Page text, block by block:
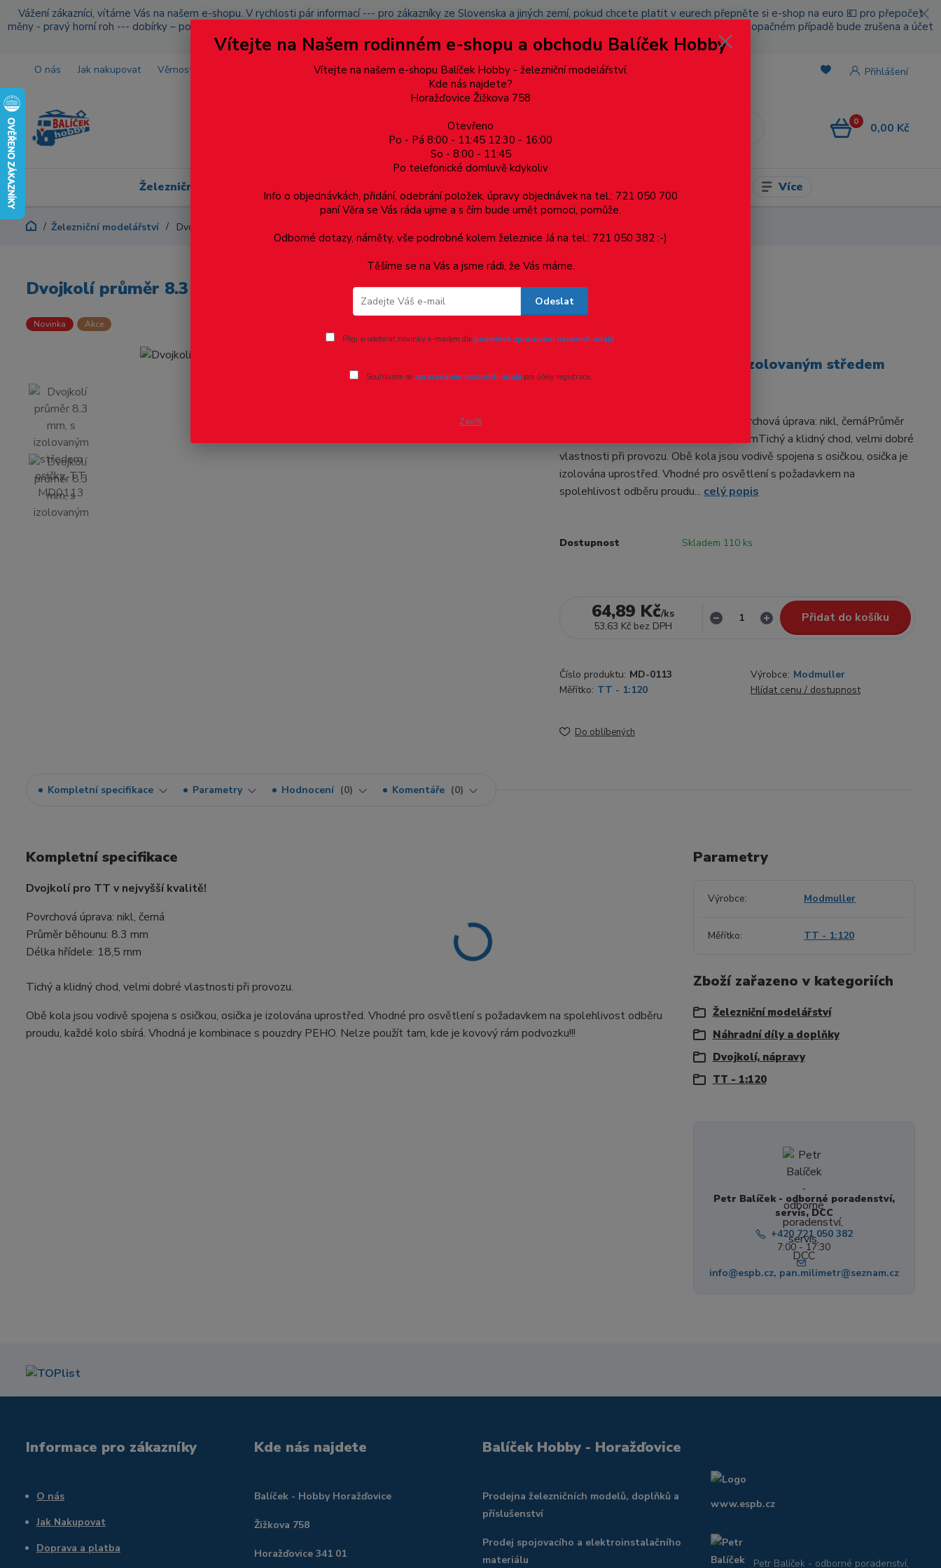
Vážení zákazníci, vítáme Vás na našem e-shopu. V rychlosti pár informací --- pro zákazníky ze Slovenska a jiných zemí, pokud chcete platit v eurech přepněte si e-shop na euro 💶 pro přepočet
měny - pravý horní roh --- dobírky – pokud si z nějakého důvodu zásilku nevyzvednete, bude po domluvě zaslána znovu s opětovnou platbou za poštovné, v opačném případě bude zrušena a účet
přidán na blacklist a rušeny následující objednávky.
O nás Jak nakupovat Věrnostní program Doprava a platba Více Přihlášení
0 0,00 Kč
Železniční modelářství Dárkové poukazy, upomínkové předměty Více
Železniční modelářství Dvojkolí průměr 8.3 mm, s izolovaným středem osičky, TT, MD0113
Dvojkolí průměr 8.3 mm, s izolovaným středem osičky, TT, MD0113
Novinka Akce
Dvojkolí průměr 8.3 mm, s izolovaným středem
osičky, TT, MD0113
Dvojkolí pro TT v nejvyšší kvalitě! Povrchová úprava: nikl, černáPrůměr
běhounu: 8.3 mmDélka hřídele: 18,5 mmTichý a klidný chod, velmi dobré
vlastnosti při provozu. Obě kola jsou vodivě spojena s osičkou, osička je
izolována uprostřed. Vhodné pro osvětlení s požadavkem na
spolehlivost odběru proudu... celý popis
Dostupnost Skladem 110 ks
64,89 Kč/ks
53,63 Kč bez DPH
Přidat do košíku
Číslo produktu: MD-0113 Výrobce: Modmuller
Měřítko: TT - 1:120 Hlídat cenu / dostupnost
Do oblíbených
Kompletní specifikace Parametry Hodnocení 0 Komentáře 0
Kompletní specifikace
Dvojkolí pro TT v nejvyšší kvalitě!
Povrchová úprava: nikl, černá
Průměr běhounu: 8.3 mm
Délka hřídele: 18,5 mm
Tichý a klidný chod, velmi dobré vlastnosti při provozu.
Obě kola jsou vodivě spojena s osičkou, osička je izolována uprostřed. Vhodné pro osvětlení s požadavkem na spolehlivost odběru
proudu, každé kolo sbírá. Vhodná je kombinace s pouzdry PEHO. Nelze použít tam, kde je kovový rám podvozku!!!
Parametry
Výrobce Modmuller
Měřítko TT - 1:120
Zboží zařazeno v kategoriích
Železniční modelářství
Náhradní díly a doplňky
Dvojkolí, nápravy
TT - 1:120
Petr Balíček - odborné poradenství,
servis, DCC
+420 721 050 382
7:00 - 17:30
info@espb.cz, pan.milimetr@seznam.cz
Informace pro zákazníky
O nás
Jak Nakupovat
Doprava a platba
Kde nás najdete
Balíček - Hobby Horažďovice
Žižkova 758
Horažďovice 341 01
Balíček Hobby - Horažďovice
Prodejna železničních modelů, doplňků a
příslušenství
Prodej spojovacího a elektroinstalačního
materiálu
www.espb.cz
Petr Balíček - odborné poradenství,
Vítejte na Našem rodinném e-shopu a obchodu Balíček Hobby
Vítejte na našem e-shopu Balíček Hobby - železniční modelářství.
Kde nás najdete?
Horažďovice Žižkova 758
Otevřeno
Po - Pá 8:00 - 11:45 12:30 - 16:00
So - 8:00 - 11:45
Po telefonické domluvě kdykoliv
Info o objednávkách, přidání, odebrání položek, úpravy objednávek na tel.: 721 050 700
paní Věra se Vás ráda ujme a s čím bude umět pomoci, pomůže.
Odborné dotazy, náměty, vše podrobné kolem železnice Já na tel.: 721 050 382 :-)
Těšíme se na Vás a jsme rádi, že Vás máme.
Odeslat
Přeji si odebírat novinky e-mailem dle podmínek zpracování osobních údajů.
Souhlasím se zpracováním osobních údajůpro účely registrace.
Zavřít